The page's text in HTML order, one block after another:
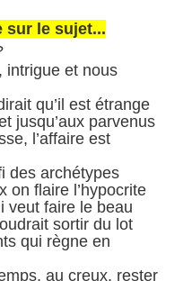
sur le sujet...
intrigue et nous
qu’il est étrange
jusqu’aux parvenus
l’affaire est
des archétypes
on flaire l’hypocrite
veut faire le beau
sortir du lot
qui règne en
au creux, rester